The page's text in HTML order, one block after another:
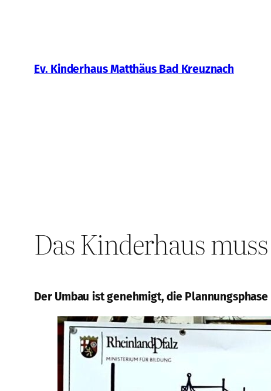
Ev. Kinderhaus Matthäus Bad Kreuznach
Das Kinderhaus
Der Umbau ist genehmigt, die